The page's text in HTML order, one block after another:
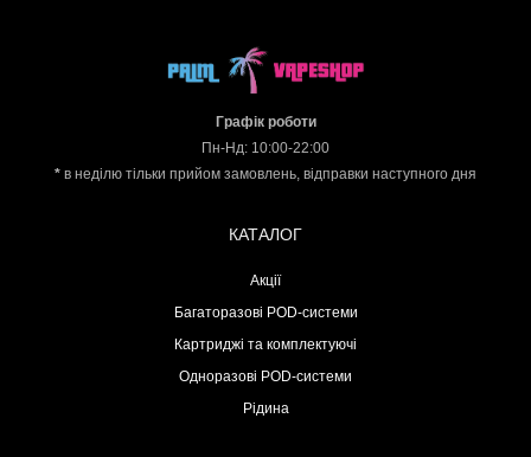
Графік роботи
Пн-Нд: 10:00-22:00
* в неділю тільки прийом замовлень, відправки наступного дня
КАТАЛОГ
Акції
Багаторазові POD-системи
Картриджі та комплектуючі
Одноразові POD-системи
Рідина